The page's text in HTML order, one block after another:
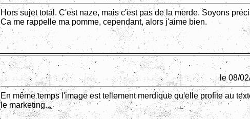
Hors sujet total. C'est naze, mais c'est pas de la merde. Soyons
Ca me rappelle ma pomme, cependant, alors j'aime bien.
le 08/
En même temps l'image est tellement merdique qu'elle profite au
le marketing...